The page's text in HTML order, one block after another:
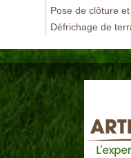
Pose de clôture
Défrichage de